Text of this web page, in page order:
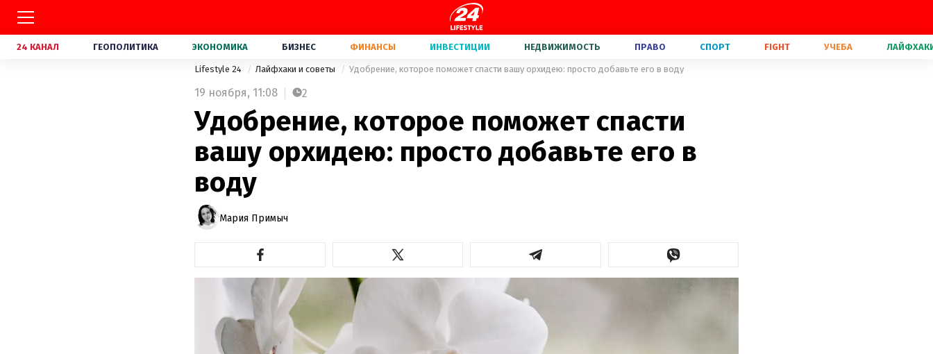
24 КАНАЛ ГЕОПОЛИТИКА ЭКОНОМИКА БИЗНЕС ФИНАНСЫ ИНВЕСТИЦИИ НЕДВИЖИМОСТЬ ПРАВО СПОРТ FIGHT УЧЕБА
Lifestyle 24 Лайфхаки и советы Удобрение, которое поможет спасти вашу орхидею: просто добавьте его в воду
19 ноября, 11:08 2
Удобрение, которое поможет спасти
вашу орхидею: просто добавьте его в
воду
Мария Примыч